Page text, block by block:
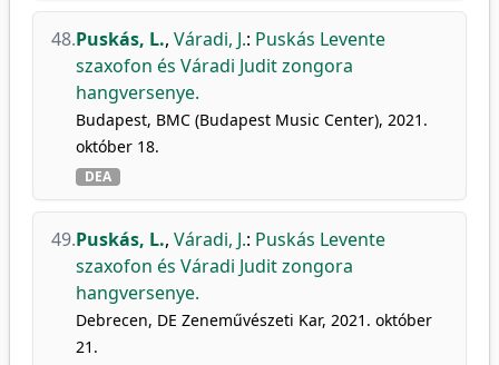
48.Puskás, L., Váradi, J.: Puskás Levente
szaxofon és Váradi Judit zongora
hangversenye.
Budapest, BMC (Budapest Music Center), 2021.
október 18.
DEA
49.Puskás, L., Váradi, J.: Puskás Levente
szaxofon és Váradi Judit zongora
hangversenye.
Debrecen, DE Zeneművészeti Kar, 2021. október
21.